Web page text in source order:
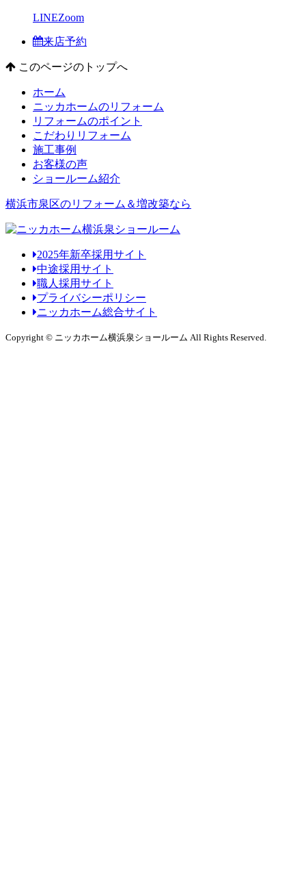
LINEZoom
来店予約
このページのトップへ
ホーム
ニッカホームのリフォーム
リフォームのポイント
こだわりリフォーム
施工事例
お客様の声
ショールーム紹介
横浜市泉区のリフォーム＆増改築なら
2025年新卒採用サイト
中途採用サイト
職人採用サイト
プライバシーポリシー
ニッカホーム総合サイト
Copyright © ニッカホーム横浜泉ショールーム All Rights Reserved.